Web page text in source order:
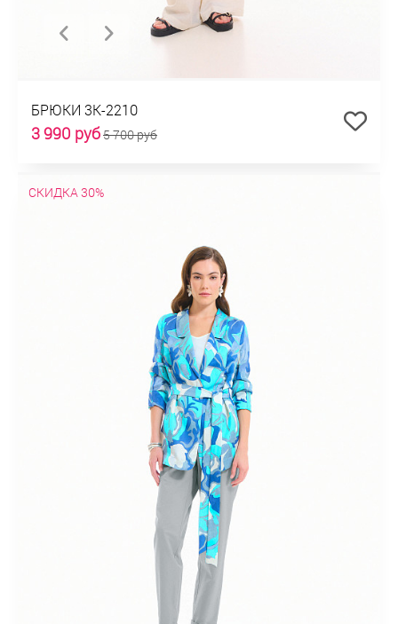
БРЮКИ 3К-2210
3 990 руб5 700 руб
СКИДКА 30%